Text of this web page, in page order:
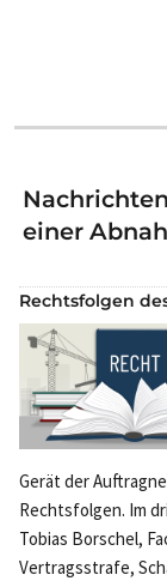
einer
Rechtsfolgen
Gerät der
Rechtsfolgen. Im
Tobias Borschel,
Vertragsstrafe,